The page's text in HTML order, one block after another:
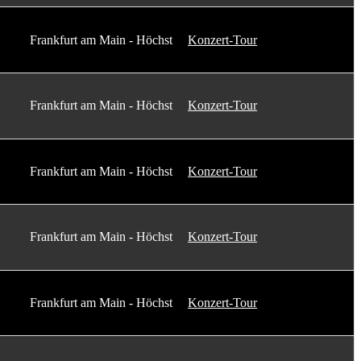
Frankfurt am Main - Höchst Konzert-Tour
Frankfurt am Main - Höchst Konzert-Tour
Frankfurt am Main - Höchst Konzert-Tour
Frankfurt am Main - Höchst Konzert-Tour
Frankfurt am Main - Höchst Konzert-Tour